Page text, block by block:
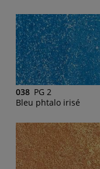
038 PG 2
Bleu phtalo irisé